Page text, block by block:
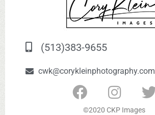
(513)383-9655
cwk@corykleinphotography.com
©2020 CKP Images